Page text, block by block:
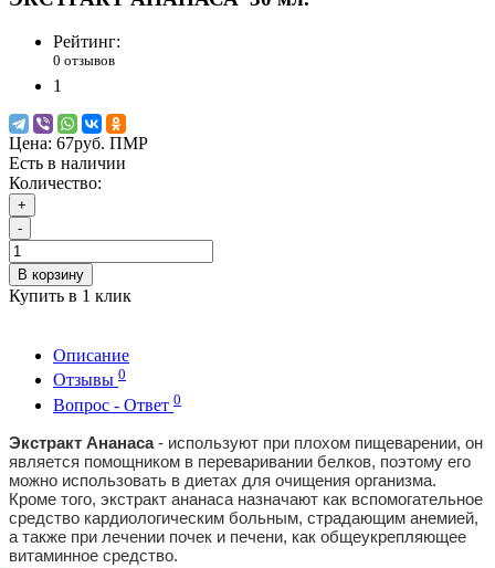
Рейтинг:
0 отзывов
1
Цена: 67руб. ПМР
Есть в наличии
Количество:
+
-
В корзину
Купить в 1 клик
Описание
Отзывы 0
Вопрос - Ответ 0
Экстракт Ананаса- используют при плохом пищеварении, он
является помощником в переваривании белков, поэтому его
можно использовать в диетах для очищения организма.
Кроме того, экстракт ананаса назначают как вспомогательное
средство кардиологическим больным, страдающим анемией,
а также при лечении почек и печени, как общеукрепляющее
витаминное средство.